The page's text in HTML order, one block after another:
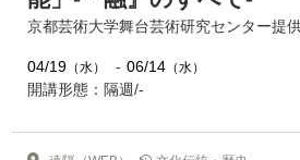
京都芸術大学舞台芸術研究センター提
04/19 （水） 06/14 （水）
開講形態：隔週/-